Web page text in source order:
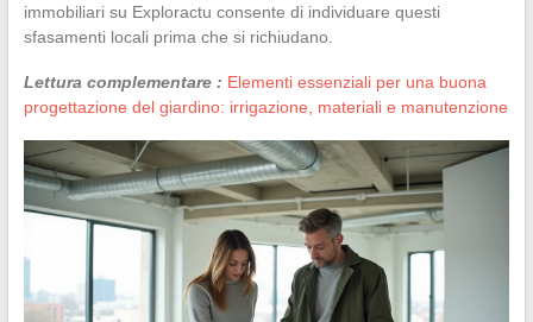
immobiliari su Exploractu consente di individuare questi
sfasamenti locali prima che si richiudano.
Lettura complementare : Elementi essenziali per una buona
progettazione del giardino: irrigazione, materiali e manutenzione